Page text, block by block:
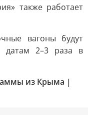
также работает
вагоны будут
датам 2–3 раза в
из Крыма |